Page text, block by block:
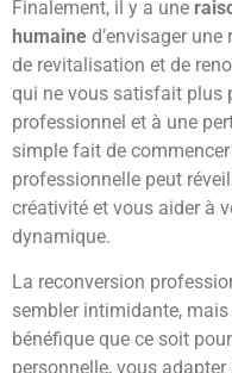
Finalement, il y a une
humaine d’envisager
de revitalisation et de
qui ne vous satisfait plus
professionnel et à une
simple fait de
professionnelle peut
créativité et vous aider à
dynamique.
La reconversion
sembler intimidante,
bénéfique que ce soit
personnelle, vous